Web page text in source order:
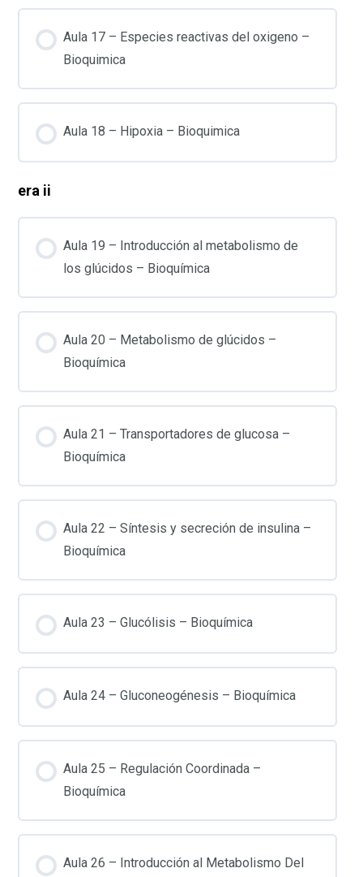
Aula 17 – Especies reactivas del oxigeno –
Bioquimica
Aula 18 – Hipoxia – Bioquimica
era ii
Aula 19 – Introducción al metabolismo de
los glúcidos – Bioquímica
Aula 20 – Metabolismo de glúcidos –
Bioquímica
Aula 21 – Transportadores de glucosa –
Bioquímica
Aula 22 – Síntesis y secreción de insulina –
Bioquímica
Aula 23 – Glucólisis – Bioquímica
Aula 24 – Gluconeogénesis – Bioquímica
Aula 25 – Regulación Coordinada –
Bioquímica
Aula 26 – Introducción al Metabolismo Del